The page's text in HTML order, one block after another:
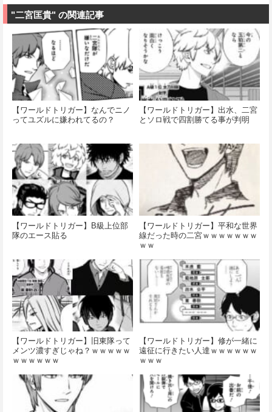
"二宮匡貴" の関連記事
【ワールドトリガー】なんでニノ
ってユズルに嫌われてるの？
【ワールドトリガー】出水、二宮
とソロ戦で四割勝てる事が判明
【ワールドトリガー】B級上位部
隊のエース貼る
【ワールドトリガー】平和な世界
線だった時の二宮ｗｗｗｗｗｗｗ
ｗｗ
【ワールドトリガー】旧東隊って
メンツ濃すぎじゃね？ｗｗｗｗｗ
ｗｗｗｗｗｗ
【ワールドトリガー】修が一緒に
遠征に行きたい人達ｗｗｗｗｗｗ
ｗｗｗ